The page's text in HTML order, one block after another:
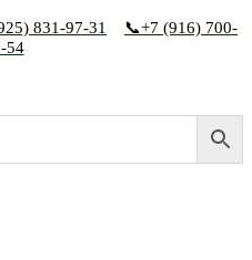
831-97-31
📞+7 (916) 700-
54